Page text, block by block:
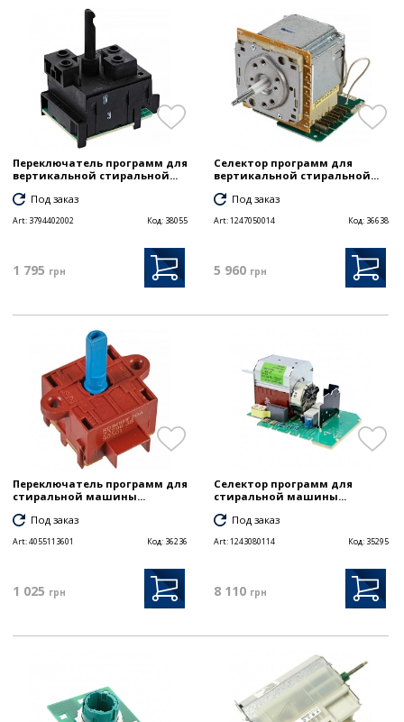
Переключатель программ для
вертикальной стиральной...
Под заказ
Art: 3794402002 Код: 38055
1 795 грн
Селектор программ для
вертикальной стиральной...
Под заказ
Art:1247050014 Код: 36638
5 960 грн
Переключатель программ для
стиральной машины...
Под заказ
Art:4055113601 Код: 36236
1 025 грн
Селектор программ для
стиральной машины...
Под заказ
Art:1243080114 Код: 35295
8 110 грн